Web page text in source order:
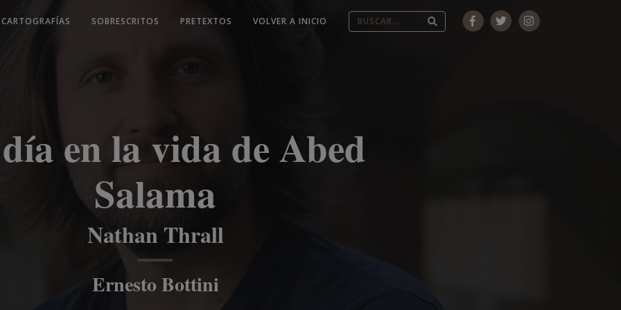
CARTOGRAFÍAS SOBRESCRITOS PRETEXTOS VOLVER A INICIO
en la vida de Abed
Salama
Nathan Thrall
Ernesto Bottini